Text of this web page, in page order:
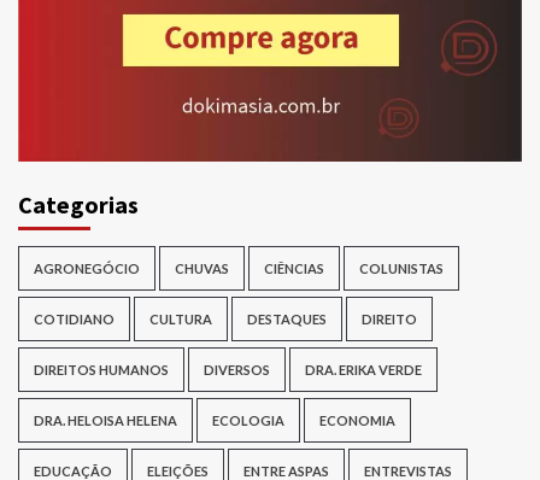
Categorias
AGRONEGÓCIO CHUVAS CIÊNCIAS COLUNISTAS
COTIDIANO CULTURA DESTAQUES DIREITO
DIREITOS HUMANOS DIVERSOS DRA. ERIKA VERDE
DRA. HELOISA HELENA ECOLOGIA ECONOMIA
EDUCAÇÃO ELEIÇÕES ENTRE ASPAS ENTREVISTAS